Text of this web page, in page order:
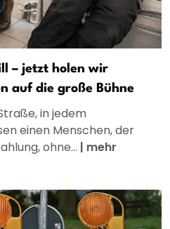
– jetzt holen wir
auf die große Bühne
in jedem
einen Menschen, der
ohne... | mehr